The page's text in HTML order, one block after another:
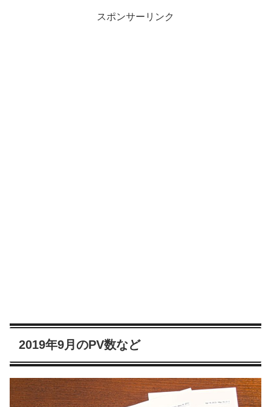
スポンサーリンク
2019年9月のPV数など